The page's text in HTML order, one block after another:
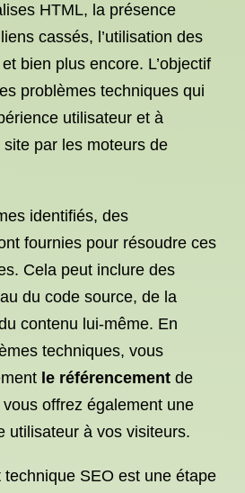
HTML, la présence
cassés, l’utilisation des
bien plus encore. L’objectif
problèmes techniques qui
utilisateur et à
site par les moteurs de
identifiés, des
fournies pour résoudre ces
Cela peut inclure des
du code source, de la
contenu lui-même. En
techniques, vous
le référencement de
offrez également une
utilisateur à vos visiteurs.
SEO est une étape